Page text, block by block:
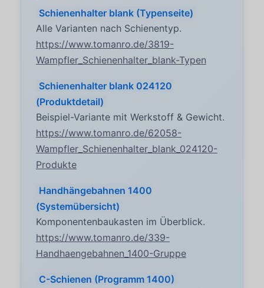
Schienenhalter blank (Typenseite)
Alle Varianten nach Schienentyp.
https://www.tomanro.de/3819-
Wampfler_Schienenhalter_blank-Typen
Schienenhalter blank 024120
(Produktdetail)
Beispiel-Variante mit Werkstoff & Gewicht.
https://www.tomanro.de/62058-
Wampfler_Schienenhalter_blank_024120-
Produkte
Handhängebahnen 1400
(Systemübersicht)
Komponentenbaukasten im Überblick.
https://www.tomanro.de/339-
Handhaengebahnen_1400-Gruppe
C-Schienen (Programm 1400)